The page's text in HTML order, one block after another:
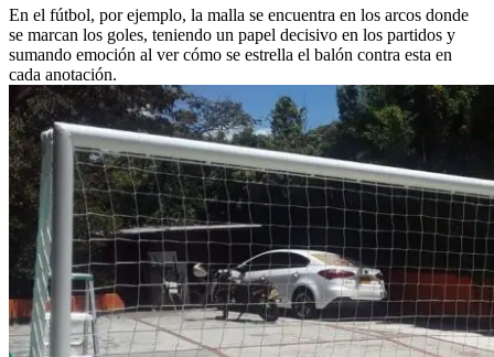
En el fútbol, por ejemplo, la malla se encuentra en los arcos donde
se marcan los goles, teniendo un papel decisivo en los partidos y
sumando emoción al ver cómo se estrella el balón contra esta en
cada anotación.